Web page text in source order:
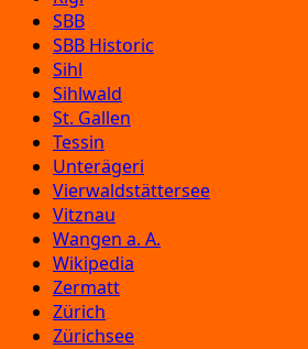
SBB
SBB Historic
Sihl
Sihlwald
St. Gallen
Tessin
Unterägeri
Vierwaldstättersee
Vitznau
Wangen a. A.
Wikipedia
Zermatt
Zürich
Zürichsee